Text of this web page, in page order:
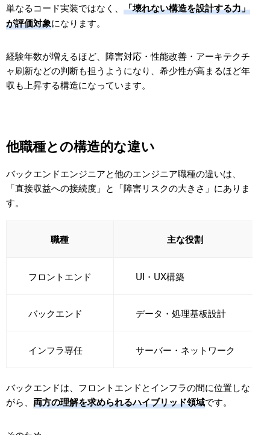
単なるコード実装ではなく、 「壊れない構造を設計する力」
が評価対象になります。
経験年数が増えるほど、障害対応・性能改善・アーキテクチ
ャ刷新などの判断も担うようになり、希少性が高まるほど年
収も上昇する構造になっています。
他職種との構造的な違い
バックエンドエンジニアと他のエンジニア職種の違いは、
「直接収益への接続度」と「障害リスクの大きさ」にありま
す。
職種 主な役割
フロントエンド UI・UX構築
バックエンド データ・処理基板設計
インフラ専任 サーバー・ネットワーク
バックエンドは、フロントエンドとインフラの間に位置しな
がら、 両方の理解を求められるハイブリッド領域です。